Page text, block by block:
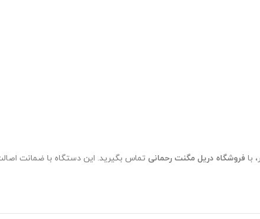
با فروشگاه دریل مگنت رحمانی تماس بگیرید. این دستگاه با ضمانت